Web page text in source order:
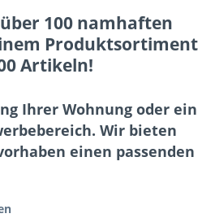
100 namhaften
Produktsortiment
Artikeln!
Ihrer Wohnung oder ein
Wir bieten
einen passenden